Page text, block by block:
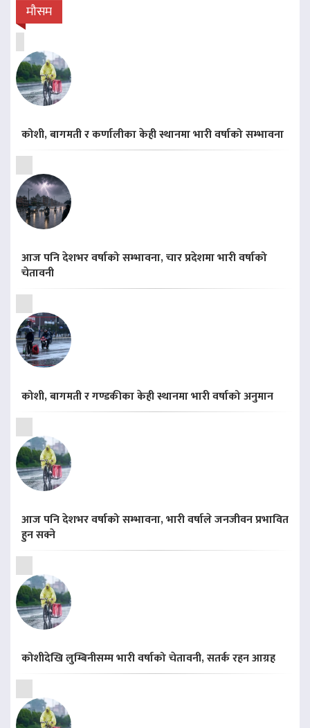
मौसम
कोशी, बागमती र कर्णालीका केही स्थानमा भारी वर्षाको सम्भावना
आज पनि देशभर वर्षाको सम्भावना, चार प्रदेशमा भारी वर्षाको
चेतावनी
कोशी, बागमती र गण्डकीका केही स्थानमा भारी वर्षाको अनुमान
आज पनि देशभर वर्षाको सम्भावना, भारी वर्षाले जनजीवन प्रभावित
हुन सक्ने
कोशीदेखि लुम्बिनीसम्म भारी वर्षाको चेतावनी, सतर्क रहन आग्रह